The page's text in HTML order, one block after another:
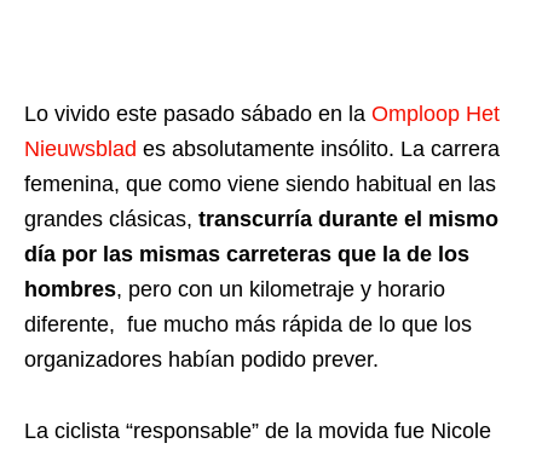
Lo vivido este pasado sábado en la Omploop Het
Nieuwsblad es absolutamente insólito. La carrera
femenina, que como viene siendo habitual en las
grandes clásicas, transcurría durante el mismo
día por las mismas carreteras que la de los
hombres, pero con un kilometraje y horario
diferente, fue mucho más rápida de lo que los
organizadores habían podido prever.
La ciclista “responsable” de la movida fue Nicole